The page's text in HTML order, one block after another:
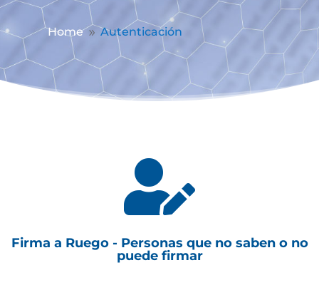
Home 9 Autenticación

Firma a Ruego - Personas que no saben o no
puede firmar